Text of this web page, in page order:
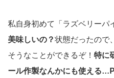
私自身初めて「ラズベリーパ
美味しいの？状態だったので
そうなことができるぞ！ 特に
ール作製なんかにも使える